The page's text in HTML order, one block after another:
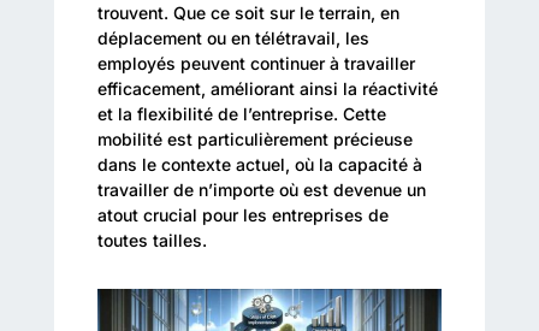
trouvent. Que ce soit sur le terrain, en
déplacement ou en télétravail, les
employés peuvent continuer à travailler
efficacement, améliorant ainsi la réactivité
et la flexibilité de l’entreprise. Cette
mobilité est particulièrement précieuse
dans le contexte actuel, où la capacité à
travailler de n’importe où est devenue un
atout crucial pour les entreprises de
toutes tailles.